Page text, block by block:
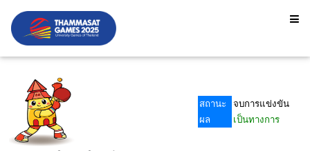
สถานะ
จบการแข่งขัน
ผล
เป็นทางการ